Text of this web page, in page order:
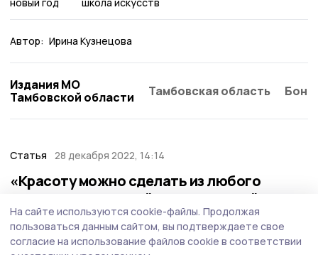
Автор: Ирина Кузнецова
Издания МО
Тамбовской области
Тамбовская область
Статья 28 декабря 2022, 14:14
«Красоту можно сделать из любого
материала, который есть под рукой».
Жительница Уварова рассказала, как
создать дома новогоднюю атмосферу
На сайте используются cookie-файлы. Продолжая
пользоваться данным сайтом, вы подтверждаете свое
согласие на использование файлов cookie в соответствии